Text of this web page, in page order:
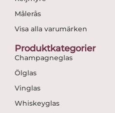
Målerås
Visa alla varumärken
Produktkategorier
Champagneglas
Ölglas
Vinglas
Whiskeyglas